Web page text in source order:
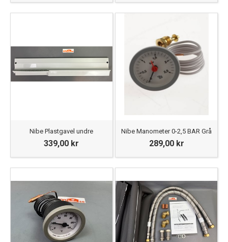
Nibe Plastgavel undre
339,00 kr
Nibe Manometer 0-2,5 BAR Grå
289,00 kr